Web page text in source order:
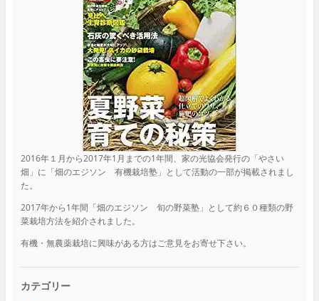
2016年１月から2017年1月までの1年間、家の光協会発行の「やさい
畑」に「畑のエジソン 有機栽培塾」として活動の一部が掲載されまし
た。
2017年から1年間「畑のエジソン 旬の野菜塾」として約６０種類の野
菜栽培方法を紹介されました。
有機・無農薬栽培に興味がある方はご意見をお寄せ下さい。
カテゴリー